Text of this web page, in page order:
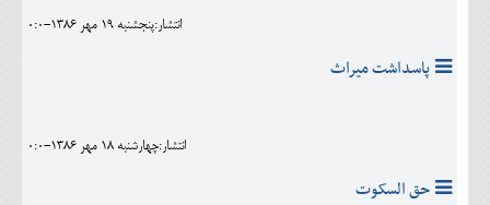
انتشار:پنجشنبه 19 مهر 1386-0:0
پاسداشت ميراث
انتشار:چهارشنبه 18 مهر 1386-0:0
حق السکوت